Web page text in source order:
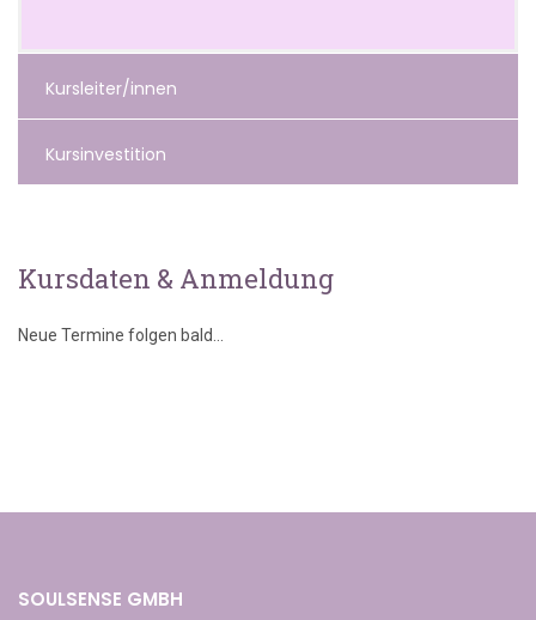
Kursleiter/innen
Kursinvestition
Kursdaten & Anmeldung
Neue Termine folgen bald...
SOULSENSE GMBH